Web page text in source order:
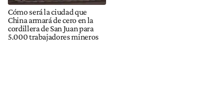
Cómo será la ciudad que
China armará de cero en la
cordillera de San Juan para
5.000 trabajadores mineros